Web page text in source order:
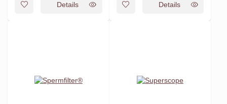
Details Details